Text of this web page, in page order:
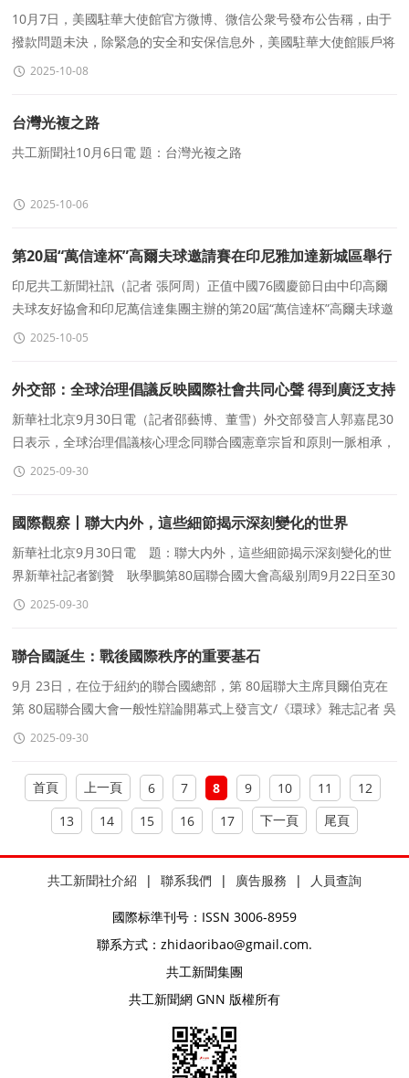
10月7日，美國駐華大使館官方微博、微信公衆号發布公告稱，由于
撥款問題未決，除緊急的安全和安保信息外，美國駐華大使館賬戶将
不會定期更新，直至恢複全面運作。
2025-10-08
台灣光複之路
共工新聞社10月6日電 題：台灣光複之路
2025-10-06
第20屆“萬信達杯”高爾夫球邀請賽在印尼雅加達新城區舉行
印尼共工新聞社訊（記者 張阿周）正值中國76國慶節日由中印高爾
夫球友好協會和印尼萬信達集團主辦的第20屆“萬信達杯”高爾夫球邀
請賽在雅加達北部新唐人城（PIK）斯達佑
2025-10-05
外交部：全球治理倡議反映國際社會共同心聲 得到廣泛支持
新華社北京9月30日電（記者邵藝博、董雪）外交部發言人郭嘉昆30
日表示，全球治理倡議核心理念同聯合國憲章宗旨和原則一脈相承，
展現了中國對聯合國的堅定支持，反映了國際社會的共同
2025-09-30
國際觀察丨聯大内外，這些細節揭示深刻變化的世界
新華社北京9月30日電 題：聯大内外，這些細節揭示深刻變化的世
界新華社記者劉贊 耿學鵬第80屆聯合國大會高級别周9月22日至30
日在紐約聯合國總部舉行，100多位國家元首和政府首
2025-09-30
聯合國誕生：戰後國際秩序的重要基石
9月 23日，在位于紐約的聯合國總部，第 80屆聯大主席貝爾伯克在
第 80屆聯合國大會一般性辯論開幕式上發言文/《環球》雜志記者 吳
美娜編輯/馬瓊第80屆聯合國大會9月9日下午在紐
2025-09-30
首頁 上一頁 6 7 8 9 10 11
12
13
14 15 16 17 下一頁 尾頁
共工新聞社介紹 | 聯系我們 | 廣告服務 | 人員查詢
國際标準刊号：ISSN 3006-8959
聯系方式：zhidaoribao@gmail.com.
共工新聞集團
共工新聞網 GNN 版權所有